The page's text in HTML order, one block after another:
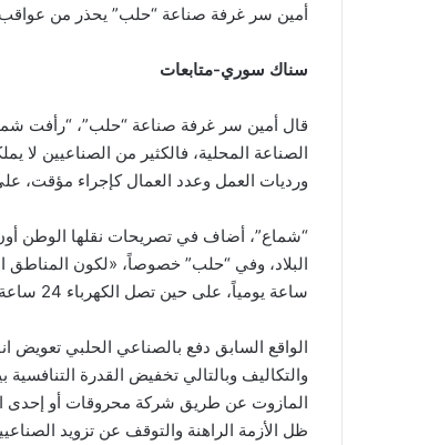
أمين سر غرفة صناعة “حلب” يحذر من عواقب
سناك سوري-متابعات
قال أمين سر غرفة صناعة “حلب”، “رأفت
الصناعة المحلية، فالكثير من الصناعيين لا
ورديات العمل وعدد العمال كإجراء مؤقت،
“شماع”، أضاف في تصريحات نقلها الوطن
ساعة يومياً، على حين تصل الكهرباء 24 ساعة للمدينة الصناعية مع تقنين أسبوعي يومي الخميس والجمعة».
الواقع السابق دفع بالصناعي الحلبي تعويض
والتكاليف وبالتالي تخفيض القدرة
ظل الأزمة الراهنة والتوقف عن تزويد